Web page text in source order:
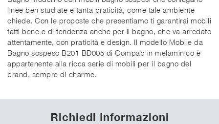
linee ben studiate e tanta praticità, come tale ambiente
chiede. Con le proposte che presentiamo ti garantirai mobili
fatti bene e di tendenza anche per il bagno, che va arredato
attentamente, con praticità e design. Il modello Mobile da
Bagno sospeso B201 BD005 di Compab in melaminico è
appartenente alla ricca serie di mobili per il bagno del
brand, sempre di charme.
Richiedi Informazioni